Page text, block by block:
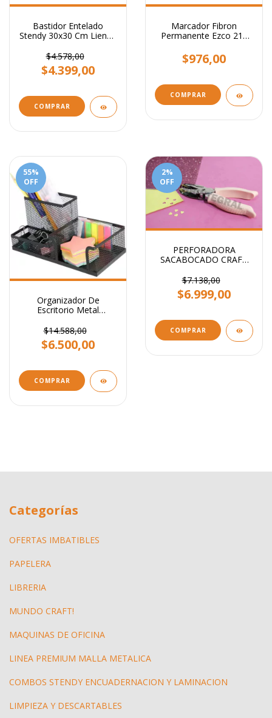
Bastidor Entelado
Stendy 30x30 Cm Lienzo
$4.578,00
$4.399,00
Marcador Fibron
Permanente Ezco 210
$976,00
COMPRAR
55%
OFF
Organizador De
Escritorio Metal
Portataco Negro 3
Cavidades
$14.588,00
$6.500,00
2%
OFF
PERFORADORA
SACABOCADO CRAFT
$7.138,00
$6.999,00
COMPRAR
Categorías
OFERTAS IMBATIBLES
PAPELERA
LIBRERIA
MUNDO CRAFT!
MAQUINAS DE OFICINA
LINEA PREMIUM MALLA METALICA
COMBOS STENDY ENCUADERNACION Y LAMINACION
LIMPIEZA Y DESCARTABLES